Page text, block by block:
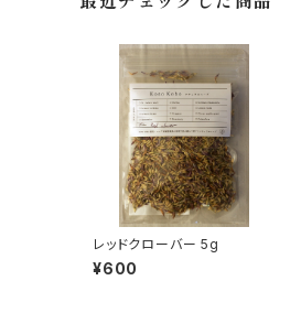
レッドクローバー 5g
¥600